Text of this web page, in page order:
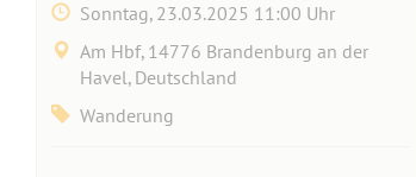
Sonntag, 23.03.2025 11:00 Uhr
Am Hbf, 14776 Brandenburg an der
Havel, Deutschland
Wanderung